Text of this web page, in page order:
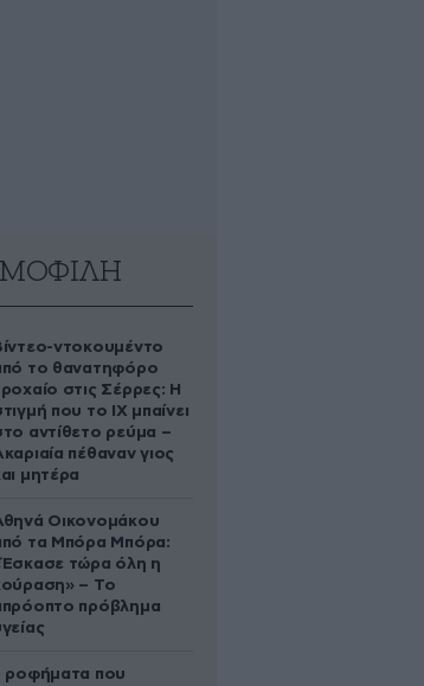
ντοκουμέντο
το θανατηφόρο
στις Σέρρες: Η
που το ΙΧ μπαίνει
αντίθετο ρεύμα –
πέθαναν γιος
μητέρα
Οικονομάκου
τα Μπόρα Μπόρα:
τώρα όλη η
– Το
πρόβλημα
ροφήματα που